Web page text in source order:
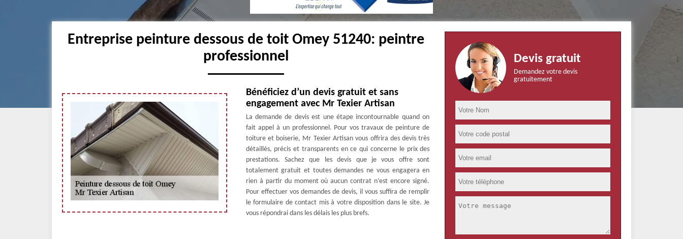
Entreprise peinture dessous de toit Omey 51240: peintre
professionnel
Bénéficiez d’un devis gratuit et sans
engagement avec Mr Texier Artisan
La demande de devis est une étape incontournable quand on
fait appel à un professionnel. Pour vos travaux de peinture de
toiture et boiserie, Mr Texier Artisan vous offrira des devis très
détaillés, précis et transparents en ce qui concerne le prix des
prestations. Sachez que les devis que je vous offre sont
totalement gratuit et toutes demandes ne vous engagera en
rien à partir du moment où aucun contrat n’est encore signé.
Pour effectuer vos demandes de devis, il vous suffira de remplir
le formulaire de contact mis à votre disposition dans le site. Je
vous répondrai dans les délais les plus brefs.
Devis gratuit
Demandez votre devis
gratuitement